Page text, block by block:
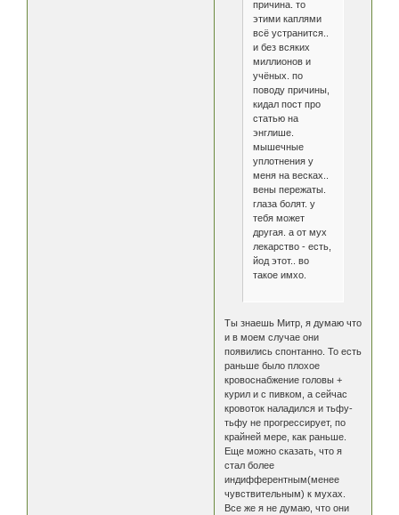
причина. то
этими каплями
всё устранится..
и без всяких
миллионов и
учёных. по
поводу причины,
кидал пост про
статью на
энглише.
мышечные
уплотнения у
меня на весках..
вены пережаты.
глаза болят. у
тебя может
другая. а от мух
лекарство - есть,
йод этот.. во
такое имхо.
Ты знаешь Митр, я думаю что
и в моем случае они
появились спонтанно. То есть
раньше было плохое
кровоснабжение головы +
курил и с пивком, а сейчас
кровоток наладился и тьфу-
тьфу не прогрессирует, по
крайней мере, как раньше.
Еще можно сказать, что я
стал более
индифферентным(менее
чувствительным) к мухах.
Все же я не думаю, что они